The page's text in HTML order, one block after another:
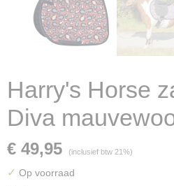
Harry's Horse
Diva
€ 49,95 (inclusief btw 21%)
✓ Op voorraad